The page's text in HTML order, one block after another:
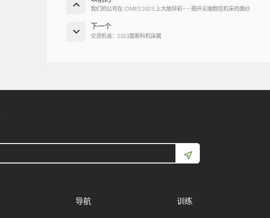
我们的公司在 CIMES 2023 上大放异彩——揭开尖端数控机床的面纱
下一个
交流机会：2023莫斯科机床展
导航 训练